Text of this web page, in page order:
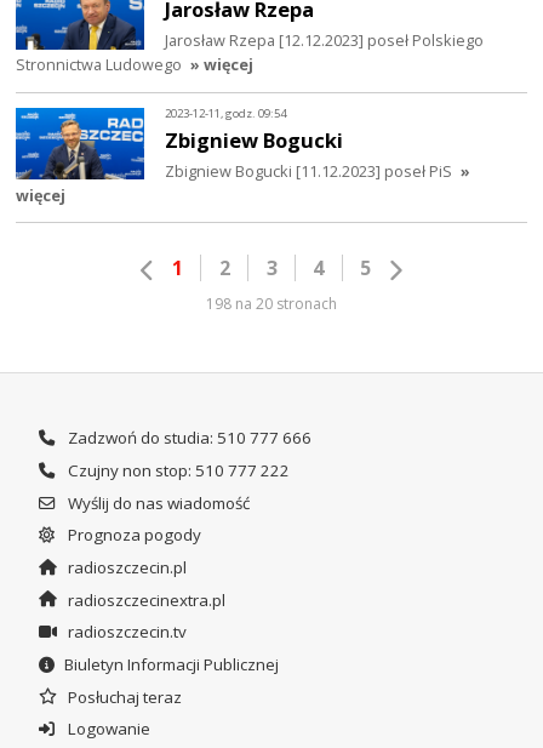
Jarosław Rzepa
Jarosław Rzepa [12.12.2023] poseł Polskiego
Stronnictwa Ludowego » więcej
2023-12-11, godz. 09:54
Zbigniew Bogucki
Zbigniew Bogucki [11.12.2023] poseł PiS »
więcej
1 2 3 4 5
198 na 20 stronach
Zadzwoń do studia: 510 777 666
Czujny non stop: 510 777 222
Wyślij do nas wiadomość
Prognoza pogody
radioszczecin.pl
radioszczecinextra.pl
radioszczecin.tv
Biuletyn Informacji Publicznej
Posłuchaj teraz
Logowanie